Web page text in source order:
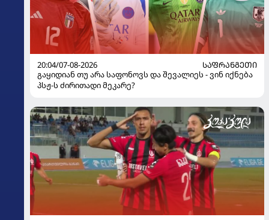
20:04/07-08-2026
ᲡᲐᲤᲠᲐᲜᲒᲔᲗᲘ
გაყიდიან თუ არა საფონოვს და შევალიეს - ვინ იქნება
პსჟ-ს ძირითადი მეკარე?